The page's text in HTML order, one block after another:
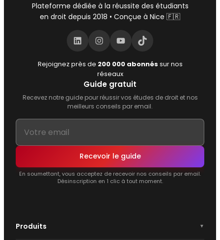
Plateforme dédiée à la réussite des étudiants
en droit depuis 2018 • Conçue à Nice 🇫🇷
LinkedIn
Instagram
YouTube
TikTok
Rejoignez près de 200 000 abonnés sur nos
réseaux
Guide gratuit
Recevez notre guide pour réussir vos études de droit et nos
meilleurs conseils par email.
Recevoir le guide
En soumettant, vous acceptez de recevoir nos conseils par email.
Désinscription en 1 clic à tout moment.
Produits